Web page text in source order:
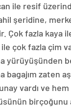
ile resif
şeridine,
Çok fazla kaya
çok fazla çim
yürüyüşünden
zaten
vardı ve
birçoğunu